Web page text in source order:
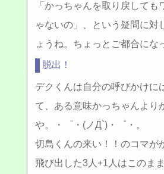
「かっちゃんを取り戻して
ゃないの」、という疑問に対
ょうね。ちょっとご都合にな
脱出！
デクくんは自分の呼びかけに
て、ある意味かっちゃんよ
や。・゜・(ノД`)・゜・。
切島くんの来い！！のコマが
飛び出した3人+1人はこのま